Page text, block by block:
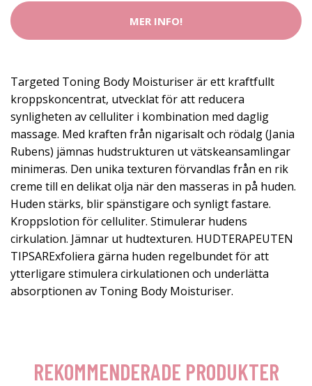
MER INFO!
Targeted Toning Body Moisturiser är ett kraftfullt
kroppskoncentrat, utvecklat för att reducera
synligheten av celluliter i kombination med daglig
massage. Med kraften från nigarisalt och rödalg (Jania
Rubens) jämnas hudstrukturen ut vätskeansamlingar
minimeras. Den unika texturen förvandlas från en rik
creme till en delikat olja när den masseras in på huden.
Huden stärks, blir spänstigare och synligt fastare.
Kroppslotion för celluliter. Stimulerar hudens
cirkulation. Jämnar ut hudtexturen. HUDTERAPEUTEN
TIPSARExfoliera gärna huden regelbundet för att
ytterligare stimulera cirkulationen och underlätta
absorptionen av Toning Body Moisturiser.
REKOMMENDERADE PRODUKTER